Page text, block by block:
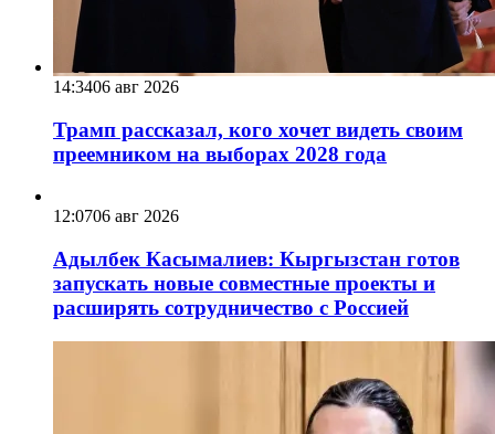
14:3406 авг 2026
Трамп рассказал, кого хочет видеть своим
преемником на выборах 2028 года
12:0706 авг 2026
Адылбек Касымалиев: Кыргызстан готов
запускать новые совместные проекты и
расширять сотрудничество с Россией